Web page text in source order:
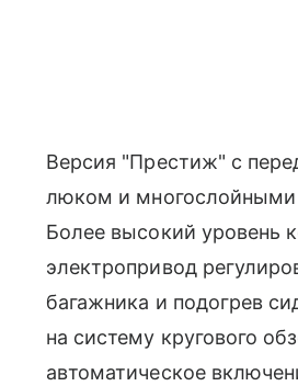
Версия "Престиж" с
люком и многослойными
Более высокий уровень
электропривод
багажника и подогрев
на систему кругового
автоматическое